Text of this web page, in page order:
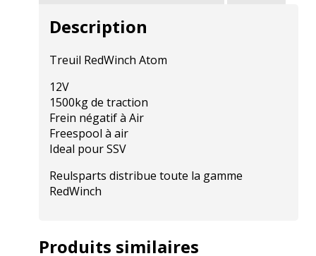
Description
Treuil RedWinch Atom
12V
1500kg de traction
Frein négatif à Air
Freespool à air
Ideal pour SSV
Reulsparts distribue toute la gamme
RedWinch
Produits similaires